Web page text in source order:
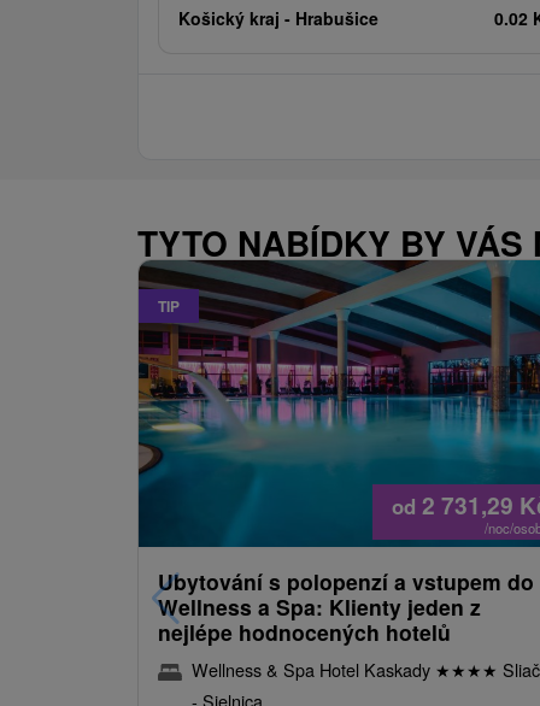
Košický kraj - Hrabušice 0.02
TYTO NABÍDKY BY VÁS
TIP
od 2 731,29
/noc/
Ubytování s polopenzí a vstupem do
Wellness a Spa: Klienty jeden z
nejlépe hodnocených hotelů
Wellness & Spa Hotel Kaskady ★★★★ Sliač
- Sielnica